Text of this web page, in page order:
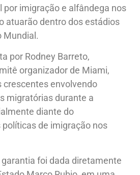
por imigração e alfândega nos
atuarão dentro dos estádios
Mundial.
por Rodney Barreto,
organizador de Miami,
crescentes envolvendo
migratórias durante a
diante do
de imigração nos
foi dada diretamente